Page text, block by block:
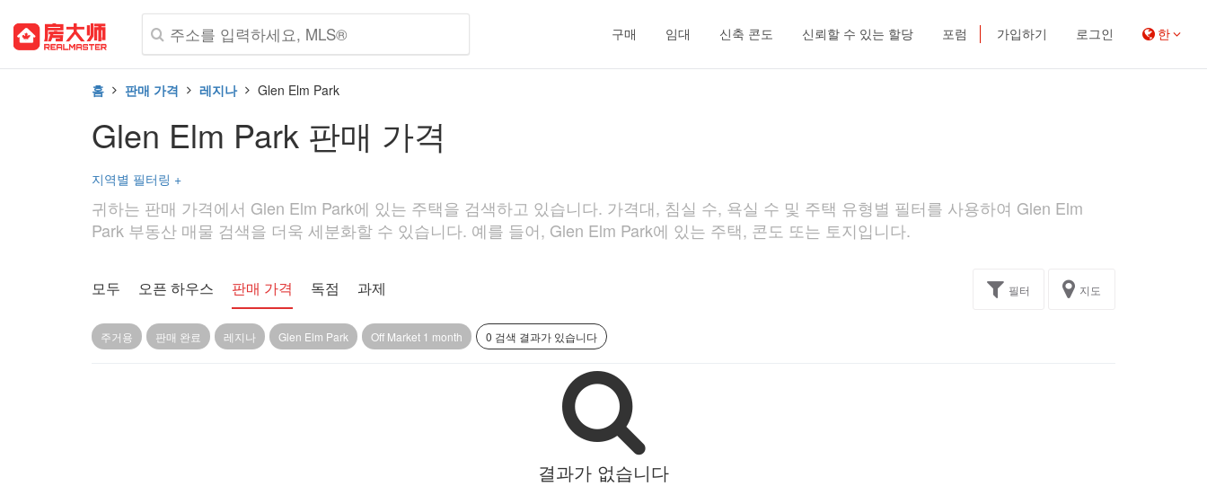
구매 임대 신축 콘도 신뢰할 수 있는 할당 포럼 가입하기 로그인 한
홈 판매 가격 레지나 Glen Elm Park
Glen Elm Park 판매 가격
지역별 필터링 +
귀하는 판매 가격에서 Glen Elm Park에 있는 주택을 검색하고 있습니다. 가격대, 침실 수, 욕실 수 및 주택 유형별 필터를 사용하여 Glen Elm
Park 부동산 매물 검색을 더욱 세분화할 수 있습니다. 예를 들어, Glen Elm Park에 있는 주택, 콘도 또는 토지입니다.
모두 오픈 하우스 판매 가격 독점 과제 필터 지도
주거용 판매 완료 레지나 Glen Elm Park Off Market 1 month 0 검색 결과가 있습니다
결과가 없습니다